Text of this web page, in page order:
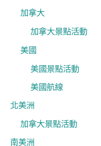
加拿大
加拿大景點活動
美國
美國景點活動
美國航線
北美洲
加拿大景點活動
南美洲